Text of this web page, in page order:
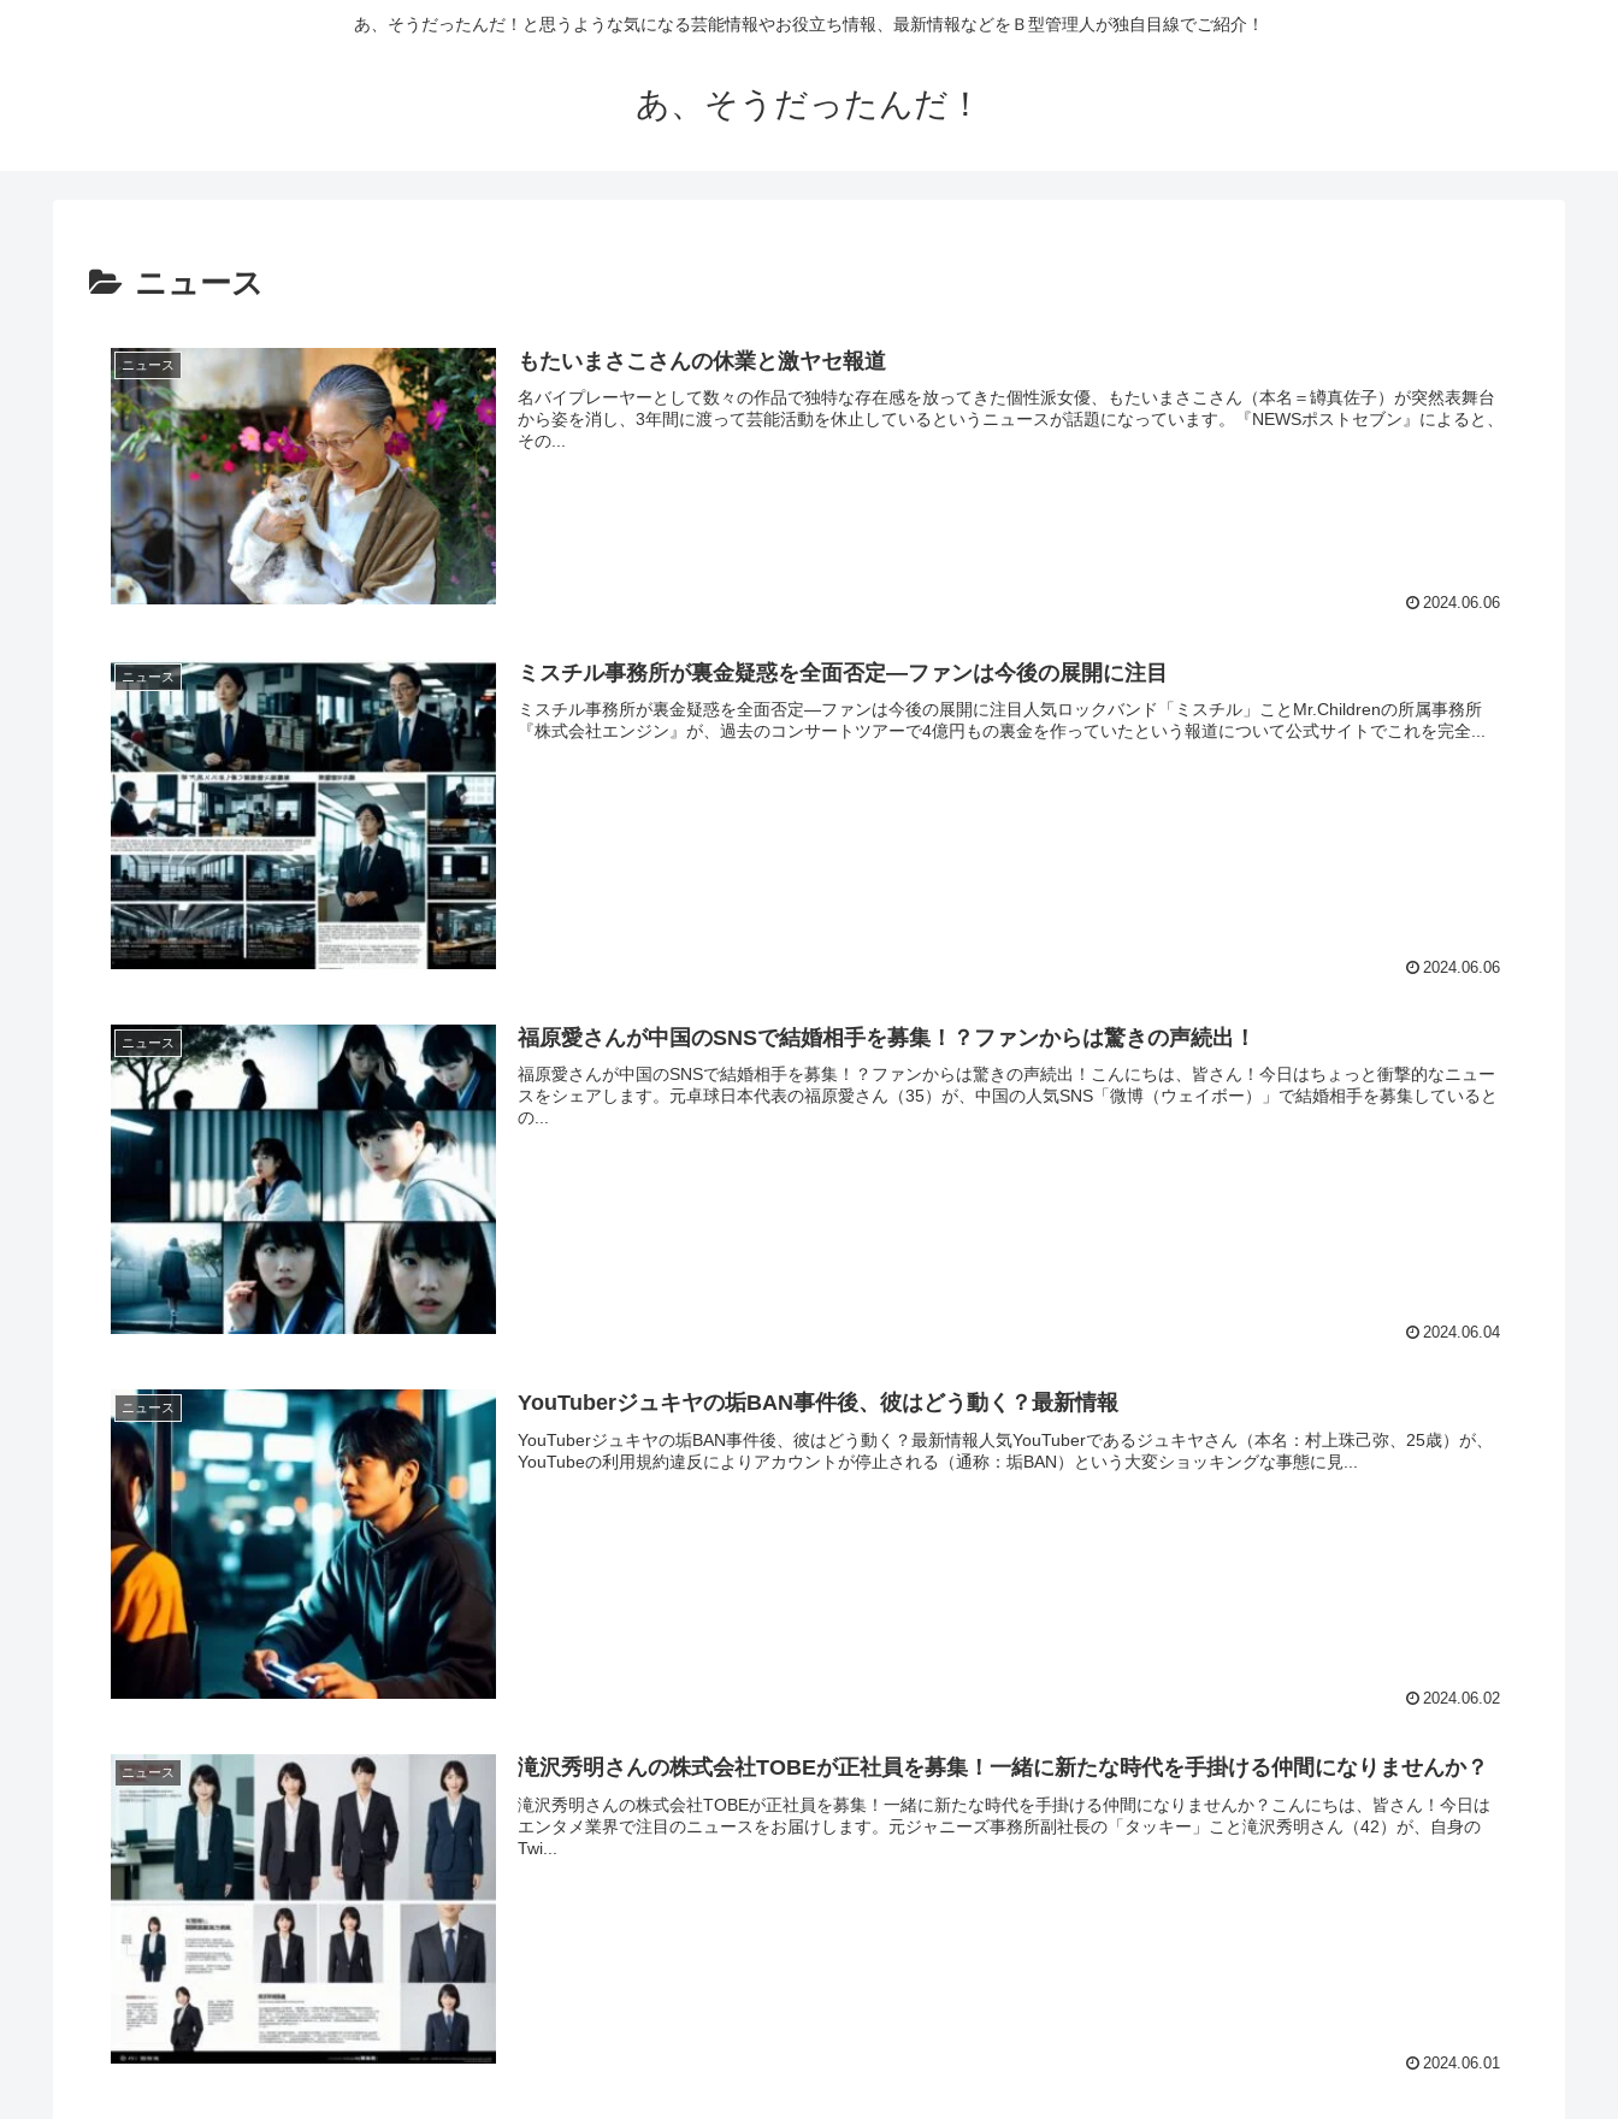
あ、そうだったんだ！と思うような気になる芸能情報やお役立ち情報、最新情報などをＢ型管理人が独自目線でご紹介！
あ、そうだったんだ！
ニュース
ニュース もたいまさこさんの休業と激ヤセ報道
名バイプレーヤーとして数々の作品で独特な存在感を放ってきた個性派女優、もたいまさこさん（本名＝罇真佐子）が突然表舞台
から姿を消し、3年間に渡って芸能活動を休止しているというニュースが話題になっています。『NEWSポストセブン』によると、
その...
2024.06.06
ニュース ミスチル事務所が裏金疑惑を全面否定—ファンは今後の展開に注目
ミスチル事務所が裏金疑惑を全面否定—ファンは今後の展開に注目人気ロックバンド「ミスチル」ことMr.Childrenの所属事務所
『株式会社エンジン』が、過去のコンサートツアーで4億円もの裏金を作っていたという報道について公式サイトでこれを完全...
2024.06.06
ニュース 福原愛さんが中国のSNSで結婚相手を募集！？ファンからは驚きの声続出！
福原愛さんが中国のSNSで結婚相手を募集！？ファンからは驚きの声続出！こんにちは、皆さん！今日はちょっと衝撃的なニュー
スをシェアします。元卓球日本代表の福原愛さん（35）が、中国の人気SNS「微博（ウェイボー）」で結婚相手を募集していると
の...
2024.06.04
ニュース YouTuberジュキヤの垢BAN事件後、彼はどう動く？最新情報
YouTuberジュキヤの垢BAN事件後、彼はどう動く？最新情報人気YouTuberであるジュキヤさん（本名：村上珠己弥、25歳）が、
YouTubeの利用規約違反によりアカウントが停止される（通称：垢BAN）という大変ショッキングな事態に見...
2024.06.02
ニュース 滝沢秀明さんの株式会社TOBEが正社員を募集！一緒に新たな時代を手掛ける仲間になりませんか？
滝沢秀明さんの株式会社TOBEが正社員を募集！一緒に新たな時代を手掛ける仲間になりませんか？こんにちは、皆さん！今日は
エンタメ業界で注目のニュースをお届けします。元ジャニーズ事務所副社長の「タッキー」こと滝沢秀明さん（42）が、自身の
Twi...
2024.06.01